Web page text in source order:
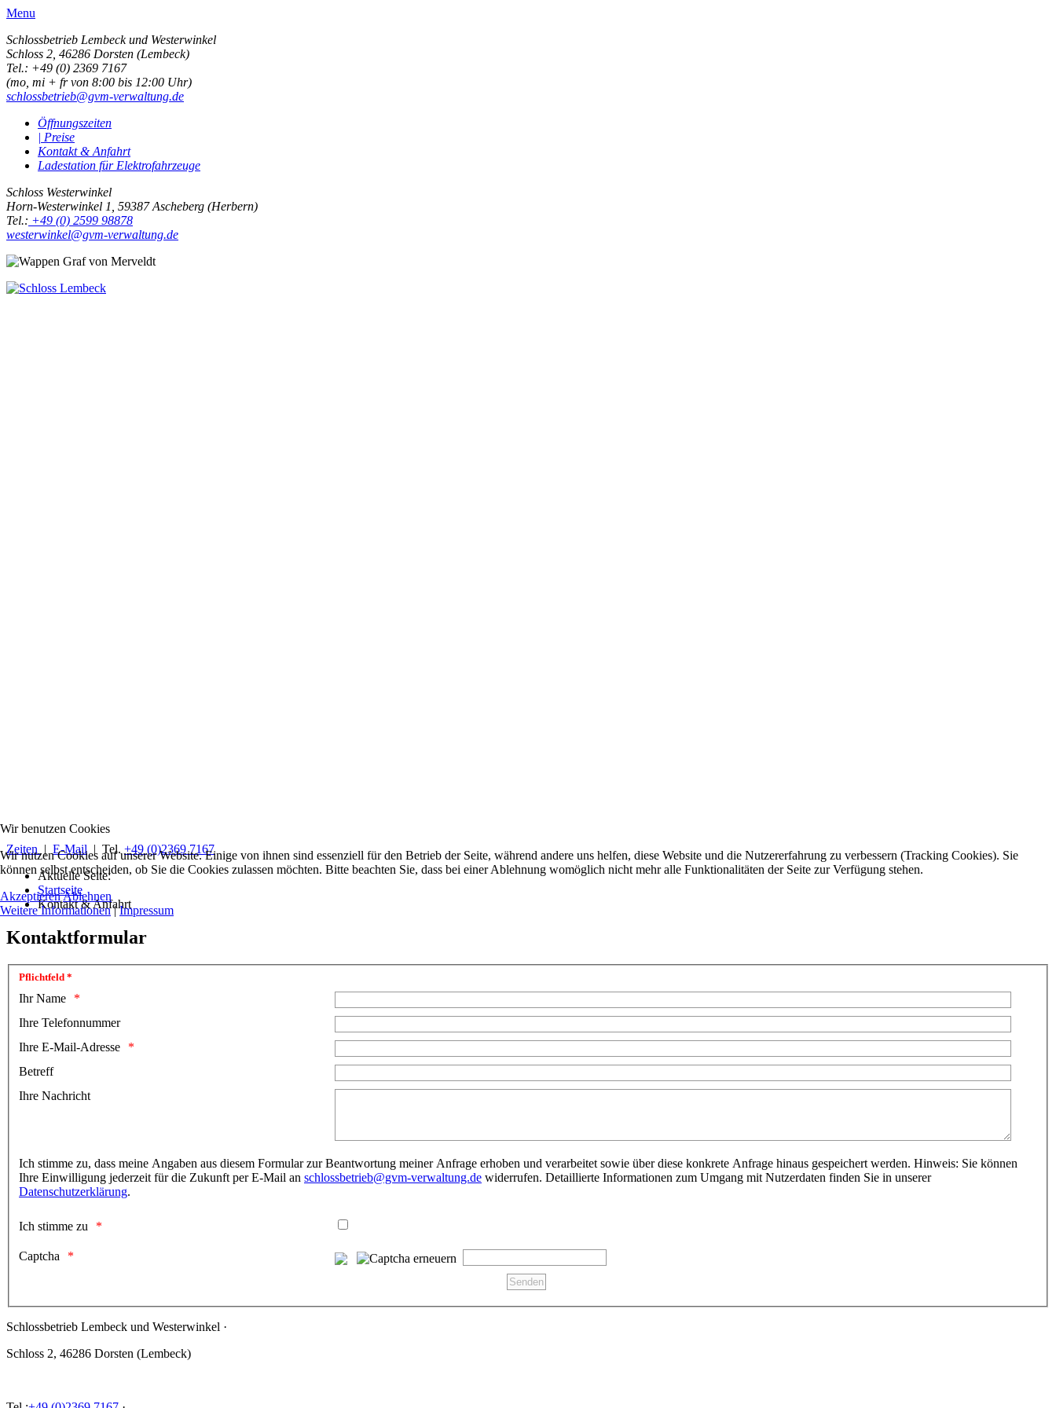
Menu
Schlossbetrieb Lembeck und Westerwinkel
Schloss 2, 46286 Dorsten (Lembeck)
Tel.: +49 (0) 2369 7167
(mo, mi + fr von 8:00 bis 12:00 Uhr)
schlossbetrieb@gvm-verwaltung.de
Öffnungszeiten
| Preise
Kontakt & Anfahrt
Ladestation für Elektrofahrzeuge
Schloss Westerwinkel
Horn-Westerwinkel 1, 59387 Ascheberg (Herbern)
Tel.: +49 (0) 2599 98878
westerwinkel@gvm-verwaltung.de
Zeiten | E-Mail | Tel. +49 (0)2369 7167
Aktuelle Seite:
Startseite
Kontakt & Anfahrt
Kontaktformular
Pflichtfeld *
Ihr Name
Ihre Telefonnummer
Ihre E-Mail-Adresse
Betreff
Ihre Nachricht
Ich stimme zu, dass meine Angaben aus diesem Formular zur Beantwortung meiner Anfrage erhoben und verarbeitet sowie über diese konkrete Anfrage hinaus gespeichert werden. Hinweis: Sie können
Ihre Einwilligung jederzeit für die Zukunft per E-Mail an schlossbetrieb@gvm-verwaltung.de widerrufen. Detaillierte Informationen zum Umgang mit Nutzerdaten finden Sie in unserer
Datenschutzerklärung.
Ich stimme zu
Captcha
Schlossbetrieb Lembeck und Westerwinkel ·
Schloss 2, 46286 Dorsten (Lembeck)
Wir benutzen Cookies
Wir nutzen Cookies auf unserer Website. Einige von ihnen sind essenziell für den Betrieb der Seite, während andere uns helfen, diese Website und die Nutzererfahrung zu verbessern (Tracking Cookies). Sie
können selbst entscheiden, ob Sie die Cookies zulassen möchten. Bitte beachten Sie, dass bei einer Ablehnung womöglich nicht mehr alle Funktionalitäten der Seite zur Verfügung stehen.
AkzeptierenAblehnen
Weitere Informationen|Impressum